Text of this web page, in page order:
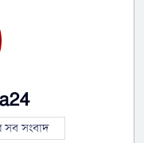
সংবাদ